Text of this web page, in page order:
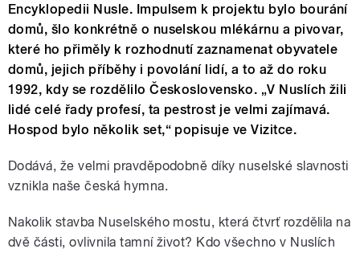
Encyklopedii Nusle. Impulsem k projektu bylo bourání
domů, šlo konkrétně o nuselskou mlékárnu a pivovar,
které ho přiměly k rozhodnutí zaznamenat obyvatele
domů, jejich příběhy i povolání lidí, a to až do roku
1992, kdy se rozdělilo Československo. „V Nuslích žili
lidé celé řady profesí, ta pestrost je velmi zajímavá.
Hospod bylo několik set,“ popisuje ve Vizitce.
Dodává, že velmi pravděpodobně díky nuselské slavnosti
vznikla naše česká hymna.
Nakolik stavba Nuselského mostu, která čtvrť rozdělila na
dvě části, ovlivnila tamní život? Kdo všechno v Nuslích